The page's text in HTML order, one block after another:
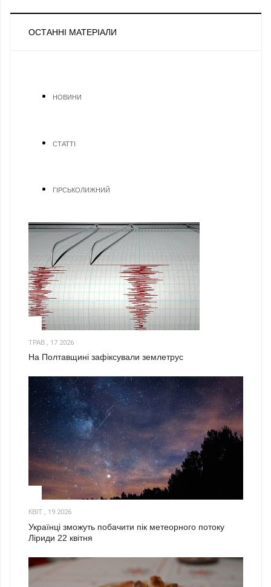
ОСТАННІ МАТЕРІАЛИ
НОВИНИ
СТАТТІ
ГІРСЬКОЛИЖНИЙ
ТРАВ., 17 2026
На Полтавщині зафіксували землетрус
КВІТ., 19 2026
Українці зможуть побачити пік метеорного потоку
Ліриди 22 квітня